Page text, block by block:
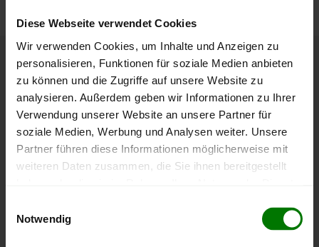
Diese Webseite verwendet Cookies
Wir verwenden Cookies, um Inhalte und Anzeigen zu
personalisieren, Funktionen für soziale Medien anbieten
zu können und die Zugriffe auf unsere Website zu
analysieren. Außerdem geben wir Informationen zu Ihrer
Verwendung unserer Website an unsere Partner für
soziale Medien, Werbung und Analysen weiter. Unsere
Partner führen diese Informationen möglicherweise mit
weiteren Daten zusammen, die Sie ihnen bereitgestellt
Notwendig
Höchst- und Tiefststände der
Pelletspreise in Semmering
Die Tabelle zeigt dieHöchst- und Tiefststände der
Pelletspreise für lose Holzpellets. Das dazugehörige
Datum zeigt, wann der Höchst- oder Tiefststand im